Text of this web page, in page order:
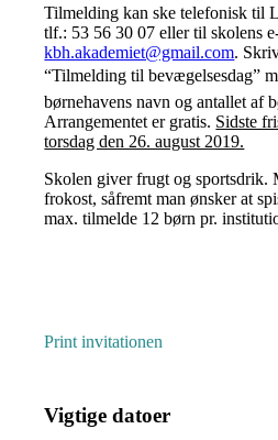
Tilmelding kan ske telefonisk til
tlf.: 53 56 30 07 eller til skolens
kbh.akademiet@gmail.com.
“Tilmelding til bevægelsesdag”
børnehavens navn og antallet af
Arrangementet er gratis. Sidste
torsdag den 26. august 2019.
Skolen giver frugt og sportsdrik.
frokost, såfremt man ønsker at
max. tilmelde 12 børn pr.
Print invitationen
Vigtige datoer